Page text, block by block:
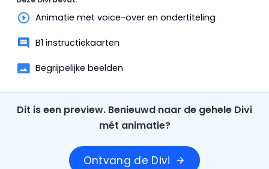
Animatie met voice-over en ondertiteling
B1 instructiekaarten
Begrijpelijke beelden
Dit is een preview. Benieuwd naar de gehele Divi
mét animatie?
Ontvang de Divi arrow_forward